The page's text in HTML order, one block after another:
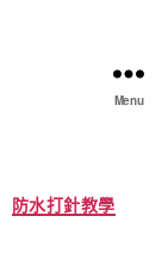
Menu
防水打針教學